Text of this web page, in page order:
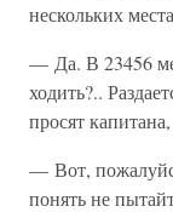
нескольких
— Да. В 23456
ходить?..
просят
— Вот,
понять не